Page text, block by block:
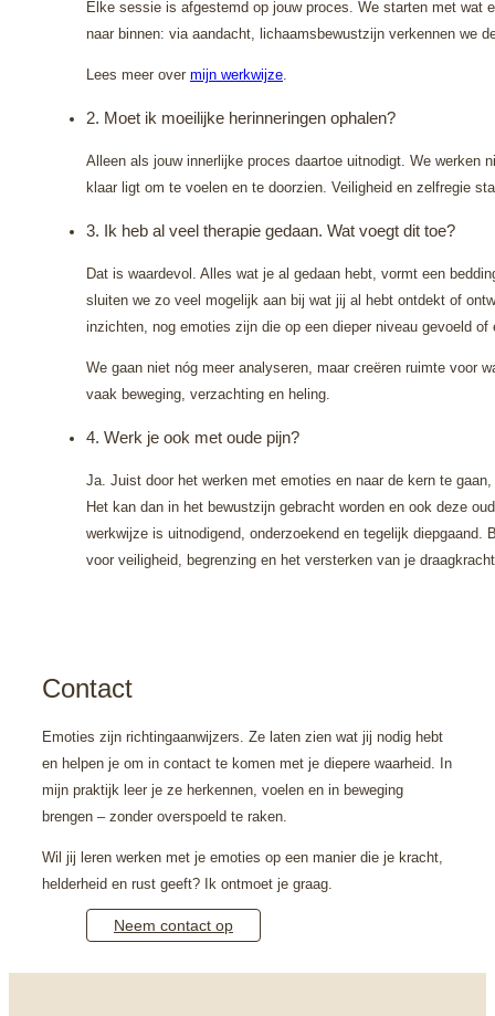
Elke sessie is afgestemd op jouw proces. We starten met wat
naar binnen: via aandacht, lichaamsbewustzijn verkennen we
Lees meer over mijn werkwijze
2. Moet ik moeilijke herinneringen ophalen?
Alleen als jouw innerlijke proces daartoe uitnodigt. We werken
klaar ligt om te voelen en te doorzien. Veiligheid en zelfregie
3. Ik heb al veel therapie gedaan. Wat voegt dit toe?
Dat is waardevol. Alles wat je al gedaan hebt, vormt een
sluiten we zo veel mogelijk aan bij wat jij al hebt ontdekt of
inzichten, nog emoties zijn die op een dieper niveau gevoeld of
We gaan niet nóg meer analyseren, maar creëren ruimte voor
vaak beweging, verzachting en heling.
4. Werk je ook met oude pijn?
Ja. Juist door het werken met emoties en naar de kern te
Het kan dan in het bewustzijn gebracht worden en ook deze
werkwijze is uitnodigend, onderzoekend en tegelijk
voor veiligheid, begrenzing en het versterken van je
Contact
Emoties zijn richtingaanwijzers. Ze laten zien wat jij nodig hebt
en helpen je om in contact te komen met je diepere waarheid. In
mijn praktijk leer je ze herkennen, voelen en in beweging
brengen – zonder overspoeld te raken.
Wil jij leren werken met je emoties op een manier die je kracht,
helderheid en rust geeft?
Ik ontmoet je graag.
Neem contact op